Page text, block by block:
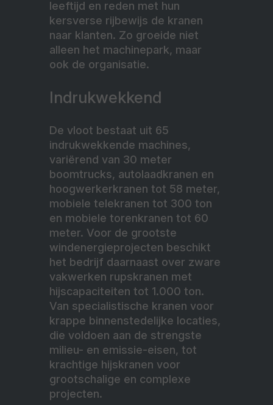
leeftijd en reden met hun
kersverse rijbewijs de kranen
naar klanten. Zo groeide niet
alleen het machinepark, maar
ook de organisatie.
Indrukwekkend
De vloot bestaat uit 65
indrukwekkende machines,
variërend van 30 meter
boomtrucks, autolaadkranen en
hoogwerkerkranen tot 58 meter,
mobiele telekranen tot 300 ton
en mobiele torenkranen tot 60
meter. Voor de grootste
windenergieprojecten beschikt
het bedrijf daarnaast over zware
vakwerken rupskranen met
hijscapaciteiten tot 1.000 ton.
Van specialistische kranen voor
krappe binnenstedelijke locaties,
die voldoen aan de strengste
milieu- en emissie-eisen, tot
krachtige hijskranen voor
grootschalige en complexe
projecten.